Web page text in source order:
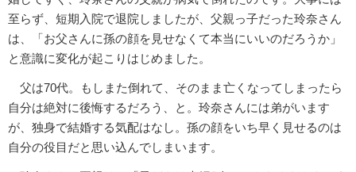
至らず、短期入院で退院しましたが、父親っ子だった玲奈さん
は、「お父さんに孫の顔を見せなくて本当にいいのだろうか」
と意識に変化が起こりはじめました。
父は70代。もしまた倒れて、そのまま亡くなってしまったら
自分は絶対に後悔するだろう、と。玲奈さんには弟がいます
が、独身で結婚する気配はなし。孫の顔をいち早く見せるのは
自分の役目だと思い込んでしまいます。